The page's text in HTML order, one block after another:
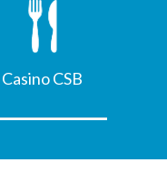
Casino CSB